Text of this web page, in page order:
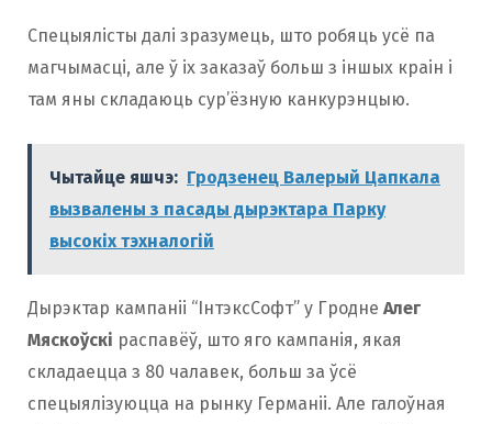
Спецыялісты далі зразумець, што робяць усё па
магчымасці, але ў іх заказаў больш з іншых краін і
там яны складаюць сур’ёзную канкурэнцыю.
Чытайце яшчэ: Гродзенец Валерый Цапкала
вызвалены з пасады дырэктара Парку
высокіх тэхналогій
Дырэктар кампаніі “ІнтэксСофт” у Гродне Алег
Мяскоўскi распавёў, што яго кампанія, якая
складаецца з 80 чалавек, больш за ўсё
спецыялізуюцца на рынку Германіі. Але галоўная